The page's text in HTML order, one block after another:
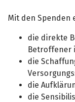
Mit den Spenden
die direkte
Betroffener
die
die
die